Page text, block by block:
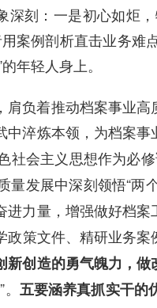
刻：一是初心如炬
案例剖析直击业务
年轻人身上。
负着推动档案事业
淬炼本领，为档案
会主义思想作为必
发展中深刻领悟“两
力量，增强做好档
政策文件、精研业务
新创造的勇气魄力，做
五要涵养真抓实干的